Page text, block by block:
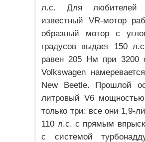
л.с. Для любителей
известный VR-мотор
образный мотор с
градусов выдает 150
равен 205 Нм при 3200
Volkswagen
New Beetle. Прошлой
литровый V6
только три: все они 1,9-
110 л.с. с прямым
с системой